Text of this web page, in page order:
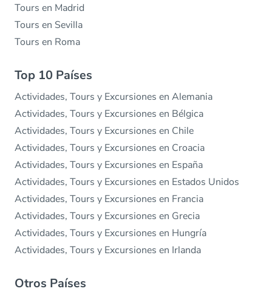
Tours en Madrid
Tours en Sevilla
Tours en Roma
Top 10 Países
Actividades, Tours y Excursiones en Alemania
Actividades, Tours y Excursiones en Bélgica
Actividades, Tours y Excursiones en Chile
Actividades, Tours y Excursiones en Croacia
Actividades, Tours y Excursiones en España
Actividades, Tours y Excursiones en Estados Unidos
Actividades, Tours y Excursiones en Francia
Actividades, Tours y Excursiones en Grecia
Actividades, Tours y Excursiones en Hungría
Actividades, Tours y Excursiones en Irlanda
Otros Países